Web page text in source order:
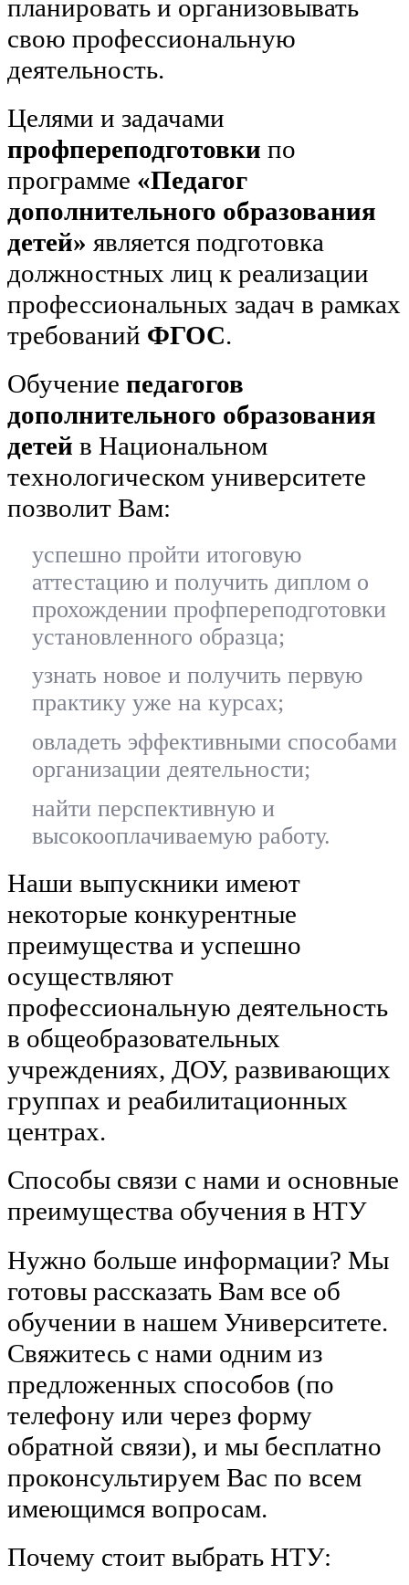
планировать и организовывать
свою профессиональную
деятельность.
Целями и задачами
профпереподготовки по
программе «Педагог
дополнительного образования
детей» является подготовка
должностных лиц к реализации
профессиональных задач в рамках
требований ФГОС.
Обучение педагогов
дополнительного образования
детей в Национальном
технологическом университете
позволит Вам:
успешно пройти итоговую
аттестацию и получить диплом о
прохождении профпереподготовки
установленного образца;
узнать новое и получить первую
практику уже на курсах;
овладеть эффективными способами
организации деятельности;
найти перспективную и
высокооплачиваемую работу.
Наши выпускники имеют
некоторые конкурентные
преимущества и успешно
осуществляют
профессиональную деятельность
в общеобразовательных
учреждениях, ДОУ, развивающих
группах и реабилитационных
центрах.
Способы связи с нами и основные
преимущества обучения в НТУ
Нужно больше информации? Мы
готовы рассказать Вам все об
обучении в нашем Университете.
Свяжитесь с нами одним из
предложенных способов (по
телефону или через форму
обратной связи), и мы бесплатно
проконсультируем Вас по всем
имеющимся вопросам.
Почему стоит выбрать НТУ: